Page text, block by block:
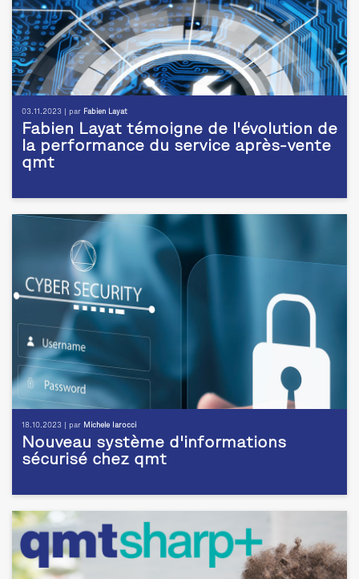
03.11.2023 | par Fabien Layat
Fabien Layat témoigne de l'évolution de
la performance du service après-vente
qmt
18.10.2023 | par Michele Iarocci
Nouveau système d'informations
sécurisé chez qmt